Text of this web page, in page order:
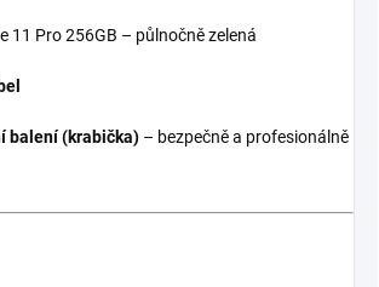
11 Pro 256GB – půlnočně zelená
balení (krabička) – bezpečně a profesionálně